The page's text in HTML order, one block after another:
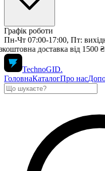
Графік роботи
Пн-Чт 07:00-17:00, Пт:
доставка від 1500 ₴.🔥
TechnoGID.
ГоловнаКаталогПро нас